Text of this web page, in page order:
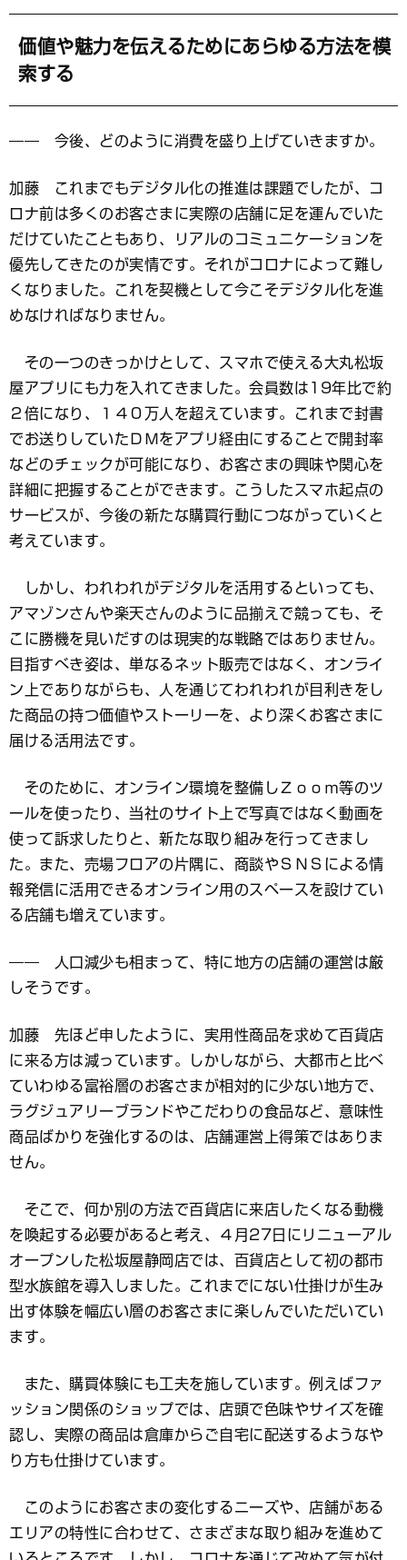
価値や魅力を伝えるためにあらゆる方法を模
索する
―― 今後、どのように消費を盛り上げていきますか。
加藤 これまでもデジタル化の推進は課題でしたが、コ
ロナ前は多くのお客さまに実際の店舗に足を運んでいた
だけていたこともあり、リアルのコミュニケーションを
優先してきたのが実情です。それがコロナによって難し
くなりました。これを契機として今こそデジタル化を進
めなければなりません。
その一つのきっかけとして、スマホで使える大丸松坂
屋アプリにも力を入れてきました。会員数は19年比で約
２倍になり、１４０万人を超えています。これまで封書
でお送りしていたＤＭをアプリ経由にすることで開封率
などのチェックが可能になり、お客さまの興味や関心を
詳細に把握することができます。こうしたスマホ起点の
サービスが、今後の新たな購買行動につながっていくと
考えています。
しかし、われわれがデジタルを活用するといっても、
アマゾンさんや楽天さんのように品揃えで競っても、そ
こに勝機を見いだすのは現実的な戦略ではありません。
目指すべき姿は、単なるネット販売ではなく、オンライ
ン上でありながらも、人を通じてわれわれが目利きをし
た商品の持つ価値やストーリーを、より深くお客さまに
届ける活用法です。
そのために、オンライン環境を整備しＺｏｏｍ等のツ
ールを使ったり、当社のサイト上で写真ではなく動画を
使って訴求したりと、新たな取り組みを行ってきまし
た。また、売場フロアの片隅に、商談やＳＮＳによる情
報発信に活用できるオンライン用のスペースを設けてい
る店舗も増えています。
―― 人口減少も相まって、特に地方の店舗の運営は厳
しそうです。
加藤 先ほど申したように、実用性商品を求めて百貨店
に来る方は減っています。しかしながら、大都市と比べ
ていわゆる富裕層のお客さまが相対的に少ない地方で、
ラグジュアリーブランドやこだわりの食品など、意味性
商品ばかりを強化するのは、店舗運営上得策ではありま
せん。
そこで、何か別の方法で百貨店に来店したくなる動機
を喚起する必要があると考え、４月27日にリニューアル
オープンした松坂屋静岡店では、百貨店として初の都市
型水族館を導入しました。これまでにない仕掛けが生み
出す体験を幅広い層のお客さまに楽しんでいただいてい
ます。
また、購買体験にも工夫を施しています。例えばファ
ッション関係のショップでは、店頭で色味やサイズを確
認し、実際の商品は倉庫からご自宅に配送するようなや
り方も仕掛けています。
このようにお客さまの変化するニーズや、店舗がある
エリアの特性に合わせて、さまざまな取り組みを進めて